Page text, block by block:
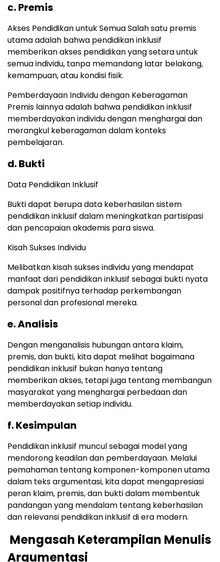
c. Premis
Akses Pendidikan untuk Semua Salah satu premis
utama adalah bahwa pendidikan inklusif
memberikan akses pendidikan yang setara untuk
semua individu, tanpa memandang latar belakang,
kemampuan, atau kondisi fisik.
Pemberdayaan Individu dengan Keberagaman
Premis lainnya adalah bahwa pendidikan inklusif
memberdayakan individu dengan menghargai dan
merangkul keberagaman dalam konteks
pembelajaran.
d. Bukti
Data Pendidikan Inklusif
Bukti dapat berupa data keberhasilan sistem
pendidikan inklusif dalam meningkatkan partisipasi
dan pencapaian akademis para siswa.
Kisah Sukses Individu
Melibatkan kisah sukses individu yang mendapat
manfaat dari pendidikan inklusif sebagai bukti nyata
dampak positifnya terhadap perkembangan
personal dan profesional mereka.
e. Analisis
Dengan menganalisis hubungan antara klaim,
premis, dan bukti, kita dapat melihat bagaimana
pendidikan inklusif bukan hanya tentang
memberikan akses, tetapi juga tentang membangun
masyarakat yang menghargai perbedaan dan
memberdayakan setiap individu.
f. Kesimpulan
Pendidikan inklusif muncul sebagai model yang
mendorong keadilan dan pemberdayaan. Melalui
pemahaman tentang komponen-komponen utama
dalam teks argumentasi, kita dapat mengapresiasi
peran klaim, premis, dan bukti dalam membentuk
pandangan yang mendalam tentang keberhasilan
dan relevansi pendidikan inklusif di era modern.
Mengasah Keterampilan Menulis
Argumentasi